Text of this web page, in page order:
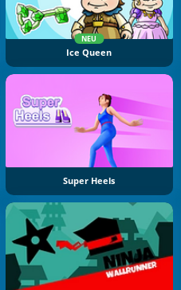
NEU
Ice Queen
Super Heels